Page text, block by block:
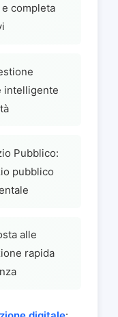
completa
intelligente
Pubblico:
pubblico
alle
rapida